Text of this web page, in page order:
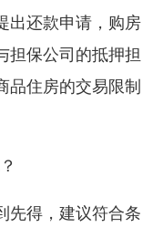
出还款申请，购房
担保公司的抵押担
品住房的交易限制
先得，建议符合条